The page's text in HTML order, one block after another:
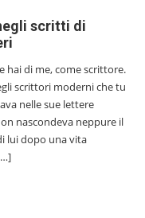
scritti di
hai di me, come scrittore.
scrittori moderni che tu
nelle sue lettere
nascondeva neppure il
lui dopo una vita